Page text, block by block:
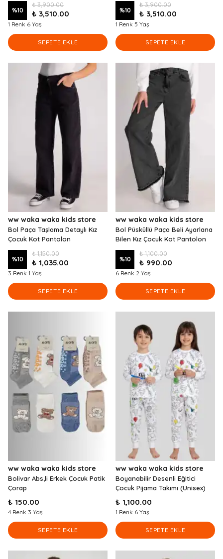
%10
₺ 3,900.00
₺ 3,510.00
1 Renk 6 Yaş
SEPETE EKLE
%10
₺ 3,900.00
₺ 3,510.00
1 Renk 5 Yaş
SEPETE EKLE
ww waka waka kids store
Bol Paça Taşlama Detaylı Kız
Çocuk Kot Pantolon
%10
₺ 1,150.00
₺ 1,035.00
3 Renk 1 Yaş
SEPETE EKLE
ww waka waka kids store
Bol Püsküllü Paça Beli Ayarlana
Bilen Kız Çocuk Kot Pantolon
%10
₺ 1,100.00
₺ 990.00
6 Renk 2 Yaş
SEPETE EKLE
ww waka waka kids store
Bolivar Abs,li Erkek Çocuk Patik
Çorap
₺ 150.00
4 Renk 3 Yaş
SEPETE EKLE
ww waka waka kids store
Boyanabilir Desenli Eğitici
Çocuk Pijama Takımı (Unisex)
₺ 1,100.00
1 Renk 6 Yaş
SEPETE EKLE